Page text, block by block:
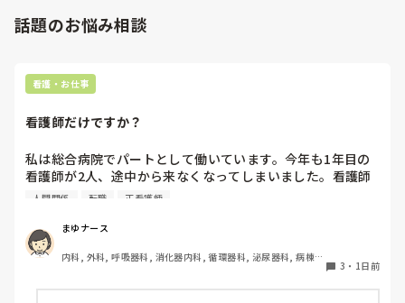
先輩に自立目指すので、フォローお願いします。と伝えた
ね、？って言われて、納得したのですが、「これは社会人と
してのマナーだからね、相手に対して失礼に当たるからね、
ないです。
その人とこの後の夜勤2回被ります。どうせペアです。
夜勤2回やって、現状のままなら私も私だと思うのでもう辞
気に求められるので、経験が浅いうちは本当に苦しいです。
しかも萎縮するような言い方をされ続けると、普段ならできる
ストレッチャーの件も、「危険だから強く言われた」のは事実
だと思います。
す。
何度も「なんでそんなに時間かかるの？」と言われ続けたら、
あと、「休憩削って仕事行かないと」と言われた部分も、実際
は休憩返上して頑張っていたとのことで、ちゃんと見てもらえ
てないつらさもありますよね。
今の状態で「患者さんのために辞めた方がいいのかな」って思
うくらい、自分を責めているのが心配です。
でも、本当に危機感がない人って、自分をそこまで振り返らな
話題のお悩み相談
看護・お仕事
看護師だけですか？
私は総合病院でパートとして働いています。今年も1年目の
看護師が2人、途中から来なくなってしまいました。看護師
として働いていると、指導の場面で「そこまで強く言わなく
患者さんの安全を守るために、厳しく伝えなければならない
場面があることは理解しています。ただ、内容よりも言い方
人間関係 転職 正看護師
まゆナース
内科, 外科, 呼吸器科, 消化器内科, 循環器科, 泌尿器科, 病棟,
3 ・ 1日前